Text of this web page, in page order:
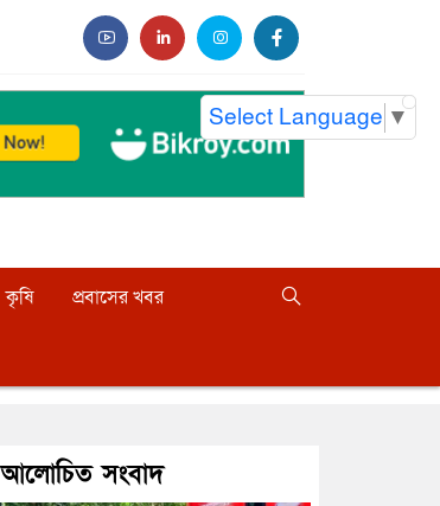
Select Language ▼
কৃষি প্রবাসের খবর
আলোচিত সংবাদ